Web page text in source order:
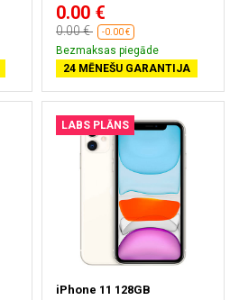
0.00 €
0.00 € -0.00 €
Bezmaksas piegāde
24 MĒNEŠU GARANTIJA
LABS PLĀNS
iPhone 11 128GB